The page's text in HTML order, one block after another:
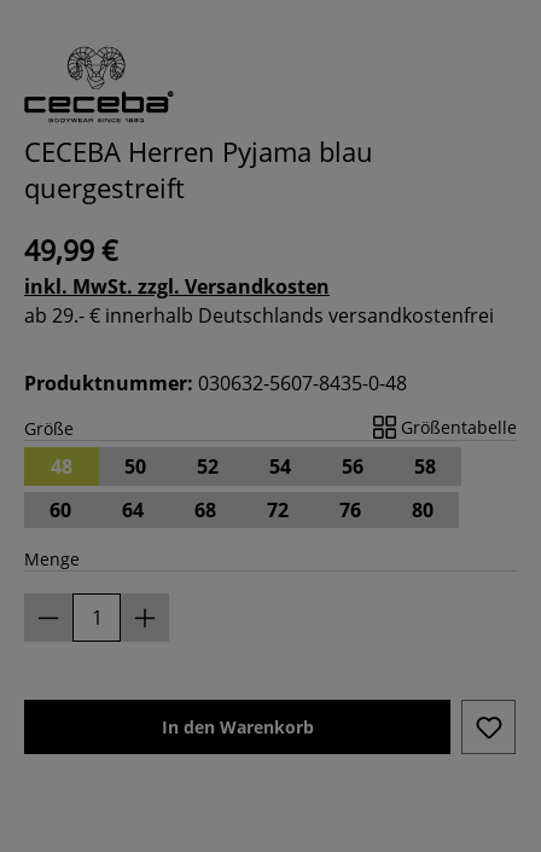
CECEBA Herren Pyjama blau
quergestreift
49,99 €
inkl. MwSt. zzgl. Versandkosten
ab 29.- € innerhalb Deutschlands versandkostenfrei
Produktnummer: 030632-5607-8435-0-48
Größe Größentabelle
48 50 52 54 56
58
60
64 68 72 76 80
Menge
In den Warenkorb